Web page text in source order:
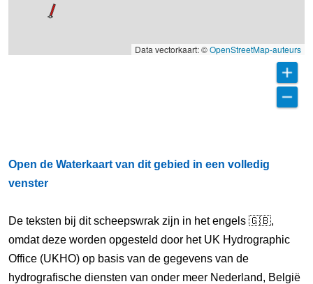
Data vectorkaart: ©OpenStreetMap-auteurs
Open de Waterkaart van dit gebied in een volledig
venster
De teksten bij dit scheepswrak zijn in het engels 🇬🇧,
omdat deze worden opgesteld door het UK Hydrographic
Office (UKHO) op basis van de gegevens van de
hydrografische diensten van onder meer Nederland, België